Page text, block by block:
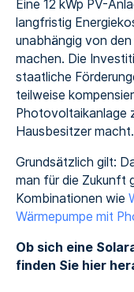
Eine 12 kWp PV-
langfristig
unabhängig von
machen. Die
staatliche
teilweise
Photovoltaikanlage
Hausbesitzer macht.
Grundsätzlich gilt:
man für die Zukunft
Kombinationen wie
Wärmepumpe mit
Ob sich eine
finden Sie hier